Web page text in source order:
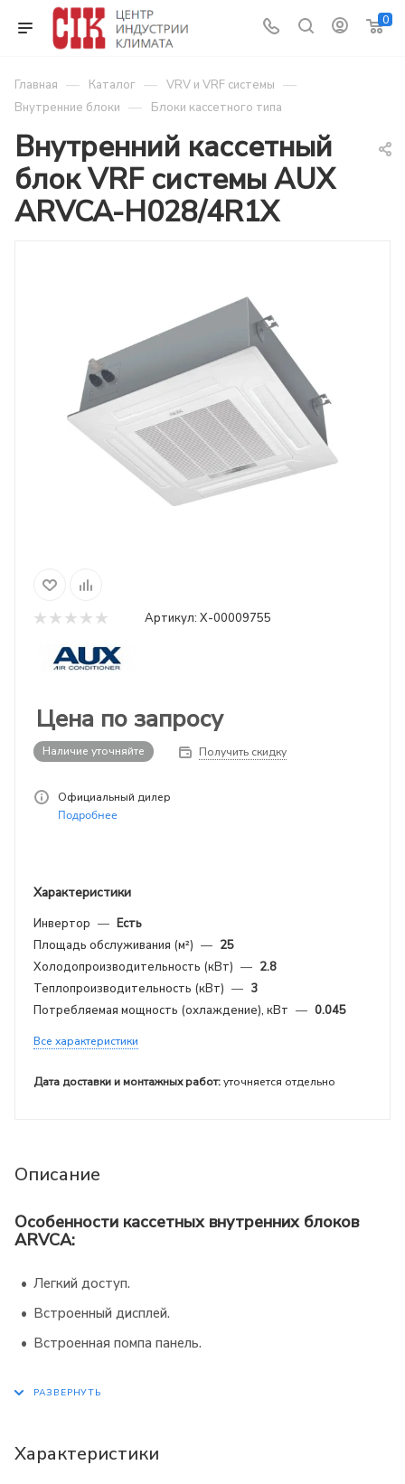
0
Главная — Каталог — VRV и VRF системы —
Внутренние блоки — Блоки кассетного типа
Внутренний кассетный
блок VRF системы AUX
ARVCA-H028/4R1X
Артикул: X-00009755
Цена по запросу
Наличие уточняйте Получить скидку
Официальный дилер
Подробнее
Характеристики
Инвертор — Есть
Площадь обслуживания (м²) — 25
Холодопроизводительность (кВт) — 2.8
Теплопроизводительность (кВт) — 3
Потребляемая мощность (охлаждение), кВт — 0.045
Все характеристики
Дата доставки и монтажных работ:уточняется отдельно
Описание
Особенности кассетных внутренних блоков
ARVCA:
Легкий доступ.
Встроенный дисплей.
Встроенная помпа панель.
Характеристики